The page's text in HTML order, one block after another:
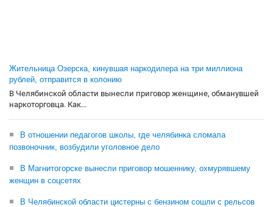
Жительница Озерска, кинувшая наркодилера на три миллиона
рублей, отправится в колонию
В Челябинской области вынесли приговор женщине, обманувшей
наркоторговца. Как...
В отношении педагогов школы, где челябинка сломала
позвоночник, возбудили уголовное дело
В Магнитогорске вынесли приговор мошеннику, охмурявшему
женщин в соцсетях
В Челябинской области цистерны с бензином сошли с рельсов